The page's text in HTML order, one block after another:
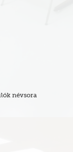
névsora